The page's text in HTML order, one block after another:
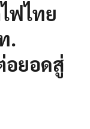
ฟไทย
.
ยอดสู่